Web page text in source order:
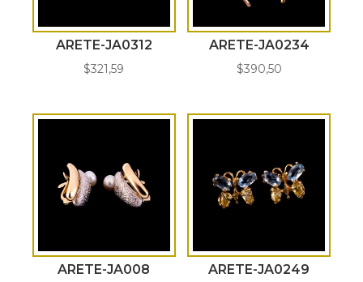
ARETE-JA0312
$321,59
ARETE-JA0234
$390,50
ARETE-JA008 ARETE-JA0249